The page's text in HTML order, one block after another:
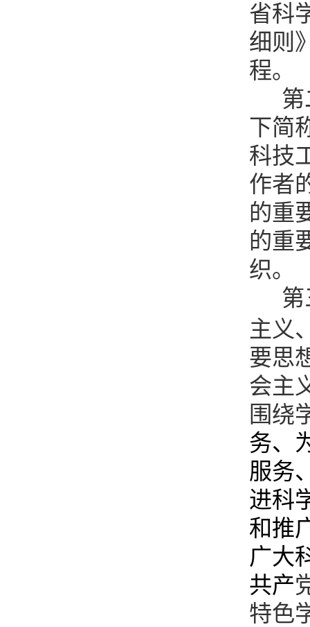
省科
细则
程。
下简
科技
作者
的重
的重
织。
第
主义
要思
会主
围绕
务、
服务
进科
和推
广大
共产
特色